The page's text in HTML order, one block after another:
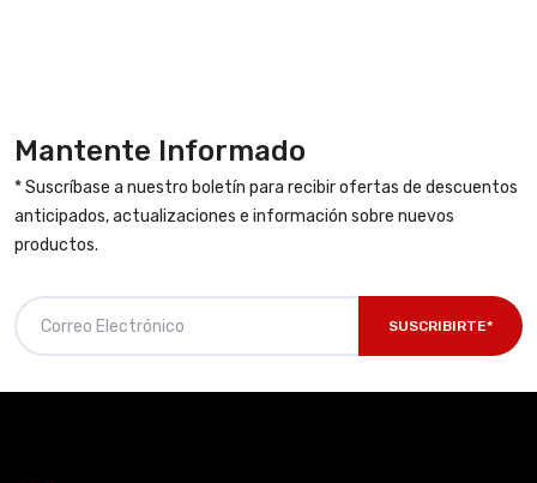
Mantente Informado
* Suscríbase a nuestro boletín para recibir ofertas de descuentos
anticipados, actualizaciones e información sobre nuevos
productos.
SUSCRIBIRTE*